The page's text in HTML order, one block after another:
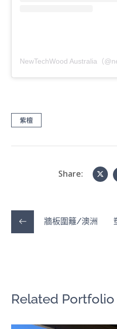
紫檀
Share:
牆板圍籬/澳洲
Related Portfolio